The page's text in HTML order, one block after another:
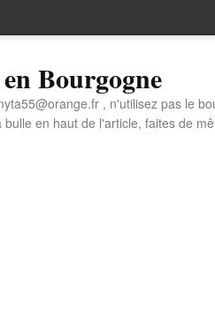
Bourgogne
, n'utilisez pas le
en haut de l'article, faites de